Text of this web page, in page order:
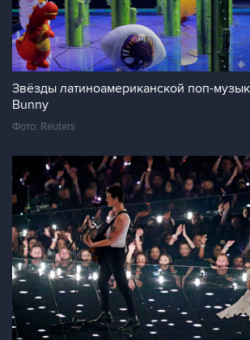
Звёзды латиноамериканской поп-
Bunny
Фото: Reuters